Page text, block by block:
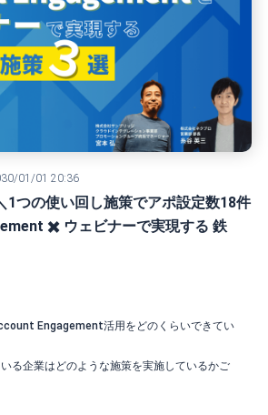
01/01 20:36
1つの使い回し施策でアポ設定数18件
✖️ ウェビナーで実現する 鉄
Engagement活用をどのくらいできてい
る企業はどのような施策を実施しているかご